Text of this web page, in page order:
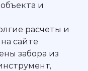
и
расчеты и
сайте
забора из